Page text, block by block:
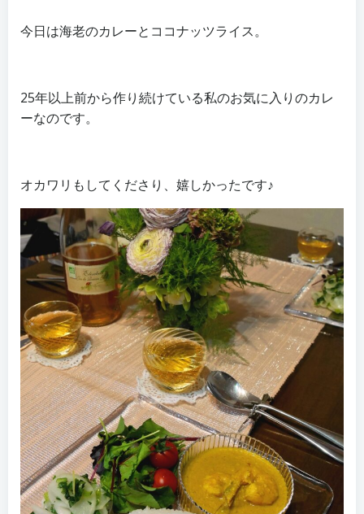
今日は海老のカレーとココナッツライス。
25年以上前から作り続けている私のお気に入りのカレ
ーなのです。
オカワリもしてくださり、嬉しかったです♪